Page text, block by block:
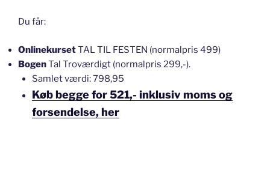
Du får:
OnlinekursetTAL TIL FESTEN (normalpris 499)
BogenTal Troværdigt (normalpris 299,-).
Samlet værdi: 798,95
Køb begge for 521,- inklusiv moms og
forsendelse, her